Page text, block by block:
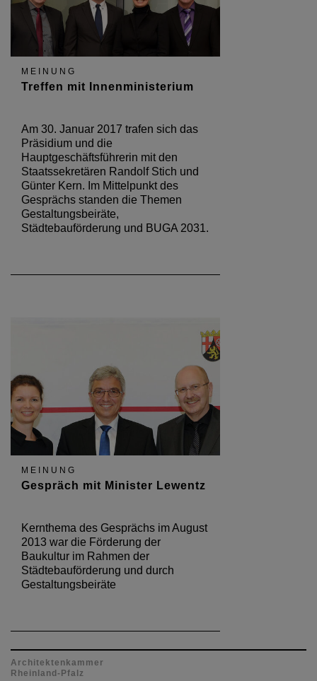
MEINUNG
Treffen mit Innenministerium
Am 30. Januar 2017 trafen sich das
Präsidium und die
Hauptgeschäftsführerin mit den
Staatssekretären Randolf Stich und
Günter Kern. Im Mittelpunkt des
Gesprächs standen die Themen
Gestaltungsbeiräte,
Städtebauförderung und BUGA 2031.
MEINUNG
Gespräch mit Minister Lewentz
Kernthema des Gesprächs im August
2013 war die Förderung der
Baukultur im Rahmen der
Städtebauförderung und durch
Gestaltungsbeiräte
Architektenkammer
Rheinland-Pfalz